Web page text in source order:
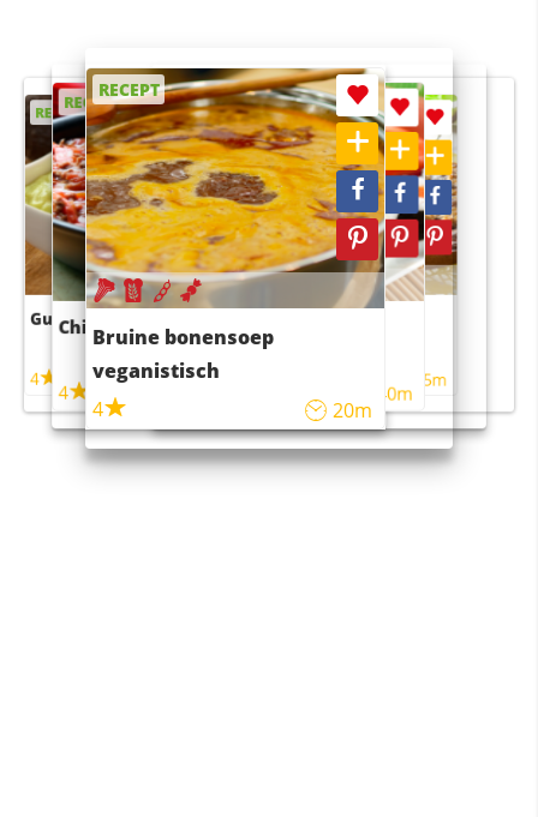
RECEPT
Guacamole
4
RECEPT
Chili con carne
4
RECEPT
Bruine bonensoep
veganistisch
4
20m
RECEPT
Sushi rijstsalade
maaltijdsalade
40m
RECEPT
4 55m